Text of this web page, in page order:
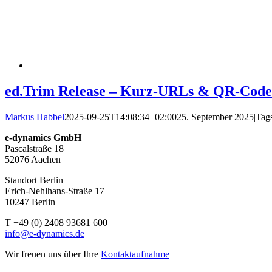
ed.Trim Release – Kurz-URLs & QR-
Markus Habbel2025-09-25T14:08:34+02:0025. September 2025|
e-dynamics GmbH
Pascalstraße 18
52076 Aachen
Standort Berlin
Erich-Nehlhans-Straße 17
10247 Berlin
T +49 (0) 2408 93681 600
info@e-dynamics.de
Wir freuen uns über Ihre Kontaktaufnahme